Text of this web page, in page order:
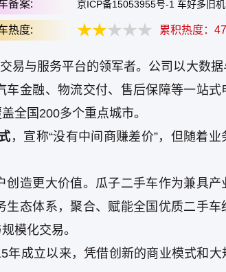
备案: 京ICP备15053955号-1 车好多旧
热度: 累积热度：
易与服务平台的领军者。公司以大数
金融、物流交付、售后保障等一站式
全国200多个重点城市。
，宣称“没有中间商赚差价”，但随着
造更大价值。瓜子二手车作为兼具产
态体系，聚合、赋能全国优质二手车
模化交易。
年成立以来，凭借创新的商业模式和